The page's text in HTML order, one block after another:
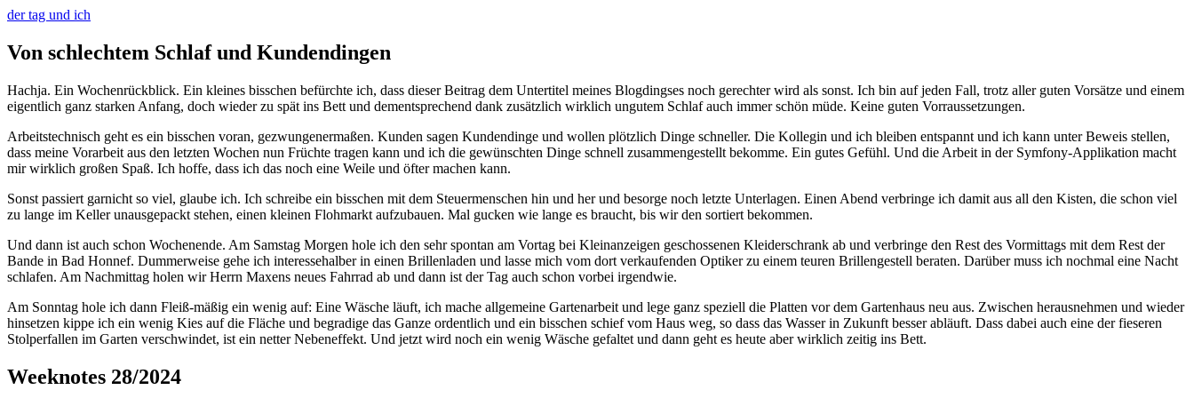
der tag und ich
Von schlechtem Schlaf und Kundendingen
Hachja. Ein Wochenrückblick. Ein kleines bisschen befürchte ich, dass dieser Beitrag dem Untertitel meines Blogdingses noch gerechter wird als sonst. Ich bin auf jeden Fall, trotz aller guten Vorsätze und einem
eigentlich ganz starken Anfang, doch wieder zu spät ins Bett und dementsprechend dank zusätzlich wirklich ungutem Schlaf auch immer schön müde. Keine guten Vorraussetzungen.
Arbeitstechnisch geht es ein bisschen voran, gezwungenermaßen. Kunden sagen Kundendinge und wollen plötzlich Dinge schneller. Die Kollegin und ich bleiben entspannt und ich kann unter Beweis stellen,
dass meine Vorarbeit aus den letzten Wochen nun Früchte tragen kann und ich die gewünschten Dinge schnell zusammengestellt bekomme. Ein gutes Gefühl. Und die Arbeit in der Symfony-Applikation macht
mir wirklich großen Spaß. Ich hoffe, dass ich das noch eine Weile und öfter machen kann.
Sonst passiert garnicht so viel, glaube ich. Ich schreibe ein bisschen mit dem Steuermenschen hin und her und besorge noch letzte Unterlagen. Einen Abend verbringe ich damit aus all den Kisten, die schon viel
zu lange im Keller unausgepackt stehen, einen kleinen Flohmarkt aufzubauen. Mal gucken wie lange es braucht, bis wir den sortiert bekommen.
Und dann ist auch schon Wochenende. Am Samstag Morgen hole ich den sehr spontan am Vortag bei Kleinanzeigen geschossenen Kleiderschrank ab und verbringe den Rest des Vormittags mit dem Rest der
Bande in Bad Honnef. Dummerweise gehe ich interessehalber in einen Brillenladen und lasse mich vom dort verkaufenden Optiker zu einem teuren Brillengestell beraten. Darüber muss ich nochmal eine Nacht
schlafen. Am Nachmittag holen wir Herrn Maxens neues Fahrrad ab und dann ist der Tag auch schon vorbei irgendwie.
Am Sonntag hole ich dann Fleiß-mäßig ein wenig auf: Eine Wäsche läuft, ich mache allgemeine Gartenarbeit und lege ganz speziell die Platten vor dem Gartenhaus neu aus. Zwischen herausnehmen und wieder
hinsetzen kippe ich ein wenig Kies auf die Fläche und begradige das Ganze ordentlich und ein bisschen schief vom Haus weg, so dass das Wasser in Zukunft besser abläuft. Dass dabei auch eine der fieseren
Stolperfallen im Garten verschwindet, ist ein netter Nebeneffekt. Und jetzt wird noch ein wenig Wäsche gefaltet und dann geht es heute aber wirklich zeitig ins Bett.
Weeknotes 28/2024